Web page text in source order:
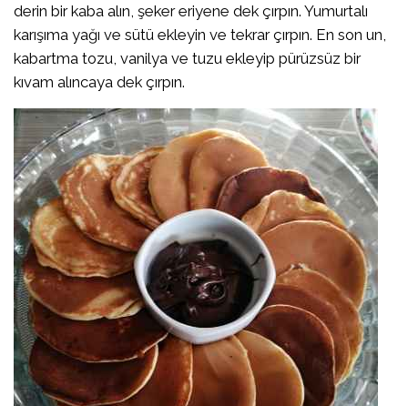
derin bir kaba alın, şeker eriyene dek çırpın. Yumurtalı
karışıma yağı ve sütü ekleyin ve tekrar çırpın. En son un,
kabartma tozu, vanilya ve tuzu ekleyip pürüzsüz bir
kıvam alıncaya dek çırpın.